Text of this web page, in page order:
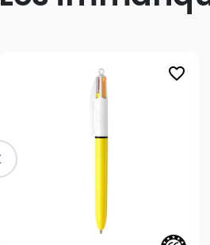
favorite_border